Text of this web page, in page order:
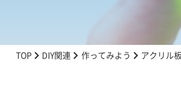
TOP DIY関連 作ってみよう アクリル